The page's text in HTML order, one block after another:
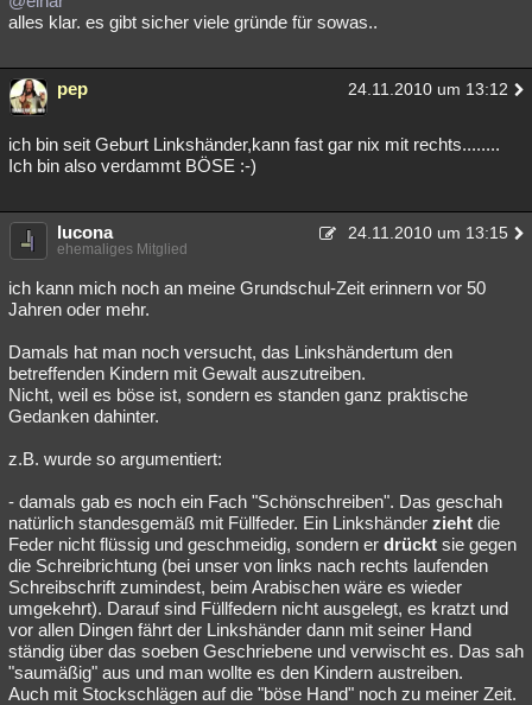
alles klar. es gibt sicher viele gründe für sowas..
pep 24.11.2010 um 13:12
ich bin seit Geburt Linkshänder,kann fast gar nix mit rechts........
Ich bin also verdammt BÖSE :-)
lucona 24.11.2010 um 13:15
ehemaliges Mitglied
ich kann mich noch an meine Grundschul-Zeit erinnern vor 50
Jahren oder mehr.
Damals hat man noch versucht, das Linkshändertum den
betreffenden Kindern mit Gewalt auszutreiben.
Nicht, weil es böse ist, sondern es standen ganz praktische
Gedanken dahinter.
z.B. wurde so argumentiert:
- damals gab es noch ein Fach "Schönschreiben". Das geschah
natürlich standesgemäß mit Füllfeder. Ein Linkshänder zieht die
Feder nicht flüssig und geschmeidig, sondern er drückt sie gegen
die Schreibrichtung (bei unser von links nach rechts laufenden
Schreibschrift zumindest, beim Arabischen wäre es wieder
umgekehrt). Darauf sind Füllfedern nicht ausgelegt, es kratzt und
vor allen Dingen fährt der Linkshänder dann mit seiner Hand
ständig über das soeben Geschriebene und verwischt es. Das sah
"saumäßig" aus und man wollte es den Kindern austreiben.
Auch mit Stockschlägen auf die "böse Hand" noch zu meiner Zeit.